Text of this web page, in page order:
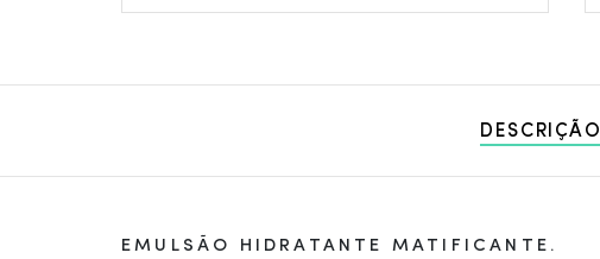
DESCRIÇÃO
EMULSÃO HIDRATANTE MATIFICANTE.